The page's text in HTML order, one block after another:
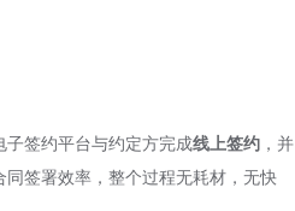
签约平台与约定方完成线上签约 ，并
签署效率，整个过程无耗材，无快